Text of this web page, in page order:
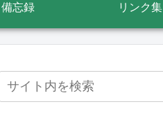
備忘録 リンク集